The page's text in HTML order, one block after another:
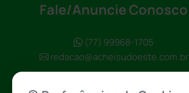
Fale/Anuncie Conosco
(77) 99968-1705
redacao@acheisudoeste.com.br